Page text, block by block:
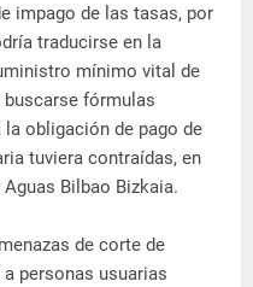
impago de las tasas, por
traducirse en la
mínimo vital de
buscarse fórmulas
obligación de pago de
tuviera contraídas, en
Bilbao Bizkaia.
de corte de
personas usuarias